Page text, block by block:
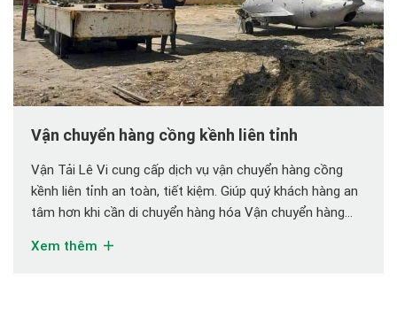
Vận chuyển hàng cồng kềnh liên tỉnh
Vận Tải Lê Vi cung cấp dịch vụ vận chuyển hàng cồng
kềnh liên tỉnh an toàn, tiết kiệm. Giúp quý khách hàng an
tâm hơn khi cần di chuyển hàng hóa Vận chuyển hàng
nhắc đến việc vận chuyển hàng hóa cồng […]
Xem thêm